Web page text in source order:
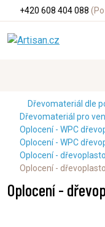
+420 608 404 088
Dřevomateriál dle
Dřevomateriál pro
Oplocení - WPC
Oplocení - WPC
Oplocení -
Oplocení -
Oplocení -